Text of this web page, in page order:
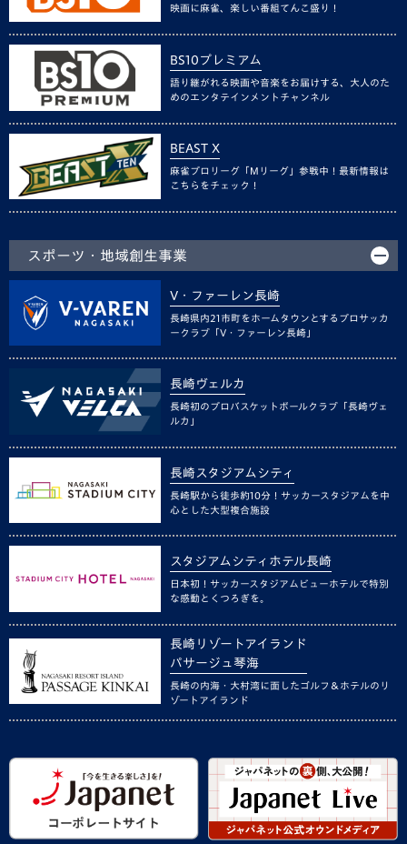
映画に麻雀、楽しい番組てんこ盛り！
BS10プレミアム
語り継がれる映画や音楽をお届けする、大人のた
めのエンタテインメントチャンネル
BEAST X
麻雀プロリーグ「Mリーグ」参戦中！最新情報は
こちらをチェック！
スポーツ・地域創生事業
V・ファーレン長崎
長崎県内21市町をホームタウンとするプロサッカ
ークラブ「V・ファーレン長崎」
長崎ヴェルカ
長崎初のプロバスケットボールクラブ「長崎ヴェ
ルカ」
長崎スタジアムシティ
長崎駅から徒歩約10分！サッカースタジアムを中
心とした大型複合施設
スタジアムシティホテル長崎
日本初！サッカースタジアムビューホテルで特別
な感動とくつろぎを。
長崎リゾートアイランド
パサージュ琴海
長崎の内海・大村湾に面したゴルフ＆ホテルのリ
ゾートアイランド